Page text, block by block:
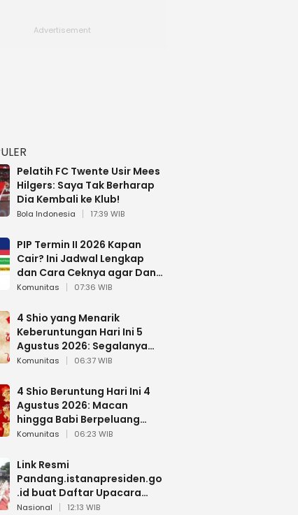
Pelatih FC Twente Usir Mees
Hilgers: Saya Tak Berharap
Dia Kembali ke Klub!
Bola Indonesia 17:39 WIB
PIP Termin II 2026 Kapan
Cair? Ini Jadwal Lengkap
dan Cara Ceknya agar Dana
Tidak Hangus!
Komunitas 07:36 WIB
4 Shio yang Menarik
Keberuntungan Hari Ini 5
Agustus 2026: Segalanya
Berjalan Lancar
Komunitas 06:37 WIB
4 Shio Beruntung Hari Ini 4
Agustus 2026: Macan
hingga Babi Berpeluang
Dapat Kabar Baik
Komunitas 06:23 WIB
Link Resmi
Pandang.istanapresiden.go
.id buat Daftar Upacara
Bendera HUT RI di Istana
Nasional 12:13 WIB